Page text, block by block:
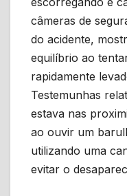
câmeras de
do acidente,
equilíbrio ao
rapidamente
Testemunhas
estava nas
ao ouvir um
utilizando uma
evitar o